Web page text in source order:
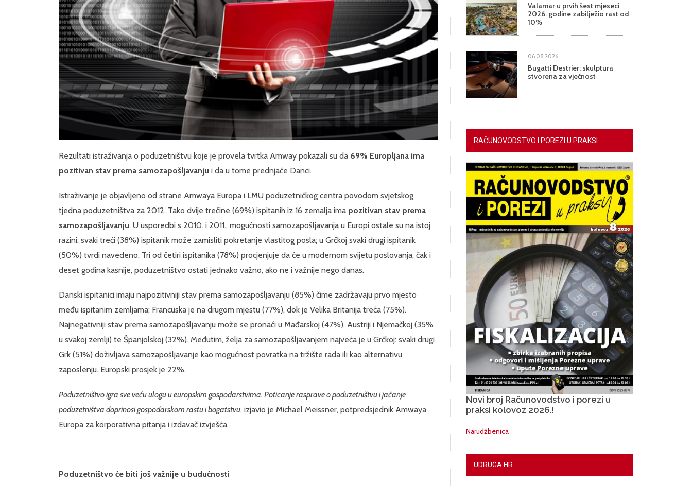
Rezultati istraživanja o poduzetništvu koje je provela tvrtka Amway pokazali su da 69% Europljana ima
pozitivan stav prema samozapošljavanju i da u tome prednjače Danci.
Istraživanje je objavljeno od strane Amwaya Europa i LMU poduzetničkog centra povodom svjetskog
tjedna poduzetništva za 2012. Tako dvije trećine (69%) ispitanih iz 16 zemalja ima pozitivan stav prema
samozapošljavanju. U usporedbi s 2010. i 2011., mogućnosti samozapošljavanja u Europi ostale su na istoj
razini: svaki treći (38%) ispitanik može zamisliti pokretanje vlastitog posla; u Grčkoj svaki drugi ispitanik
(50%) tvrdi navedeno. Tri od četiri ispitanika (78%) procjenjuje da će u modernom svijetu poslovanja, čak i
deset godina kasnije, poduzetništvo ostati jednako važno, ako ne i važnije nego danas.
Danski ispitanici imaju najpozitivniji stav prema samozapošljavanju (85%) čime zadržavaju prvo mjesto
među ispitanim zemljama; Francuska je na drugom mjestu (77%), dok je Velika Britanija treća (75%).
Najnegativniji stav prema samozapošljavanju može se pronaći u Mađarskoj (47%), Austriji i Njemačkoj (35%
u svakoj zemlji) te Španjolskoj (32%). Međutim, želja za samozapošljavanjem najveća je u Grčkoj: svaki drugi
Grk (51%) doživljava samozapošljavanje kao mogućnost povratka na tržište rada ili kao alternativu
zaposlenju. Europski prosjek je 22%.
Poduzetništvo igra sve veću ulogu u europskim gospodarstvima. Poticanje rasprave o poduzetništvu i jačanje
poduzetništva doprinosi gospodarskom rastu i bogatstvu, izjavio je Michael Meissner, potpredsjednik Amwaya
Europa za korporativna pitanja i izdavač izvješća.
Poduzetništvo će biti još važnije u budućnosti
Valamar u prvih šest mjeseci
2026. godine zabilježio rast od
10%
06.08.2026.
Bugatti Destrier: skulptura
stvorena za vječnost
RAČUNOVODSTVO I POREZI U PRAKSI
Novi broj Računovodstvo i porezi u
praksi kolovoz 2026.!
Narudžbenica
UDRUGA.HR